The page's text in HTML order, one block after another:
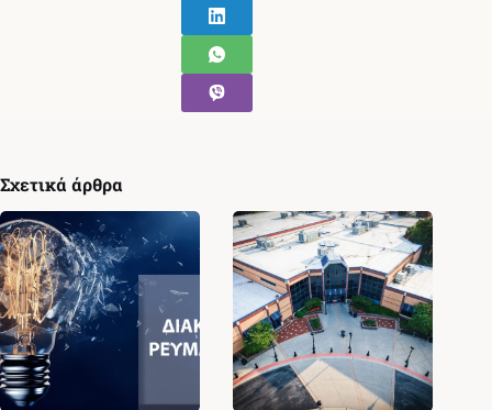
Σχετικά άρθρα